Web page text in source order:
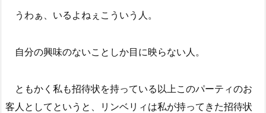
うわぁ、いるよねぇこういう人。
自分の興味のないことしか目に映らない人。
ともかく私も招待状を持っている以上このパーティのお
客人としてというと、リンベリィは私が持ってきた招待状